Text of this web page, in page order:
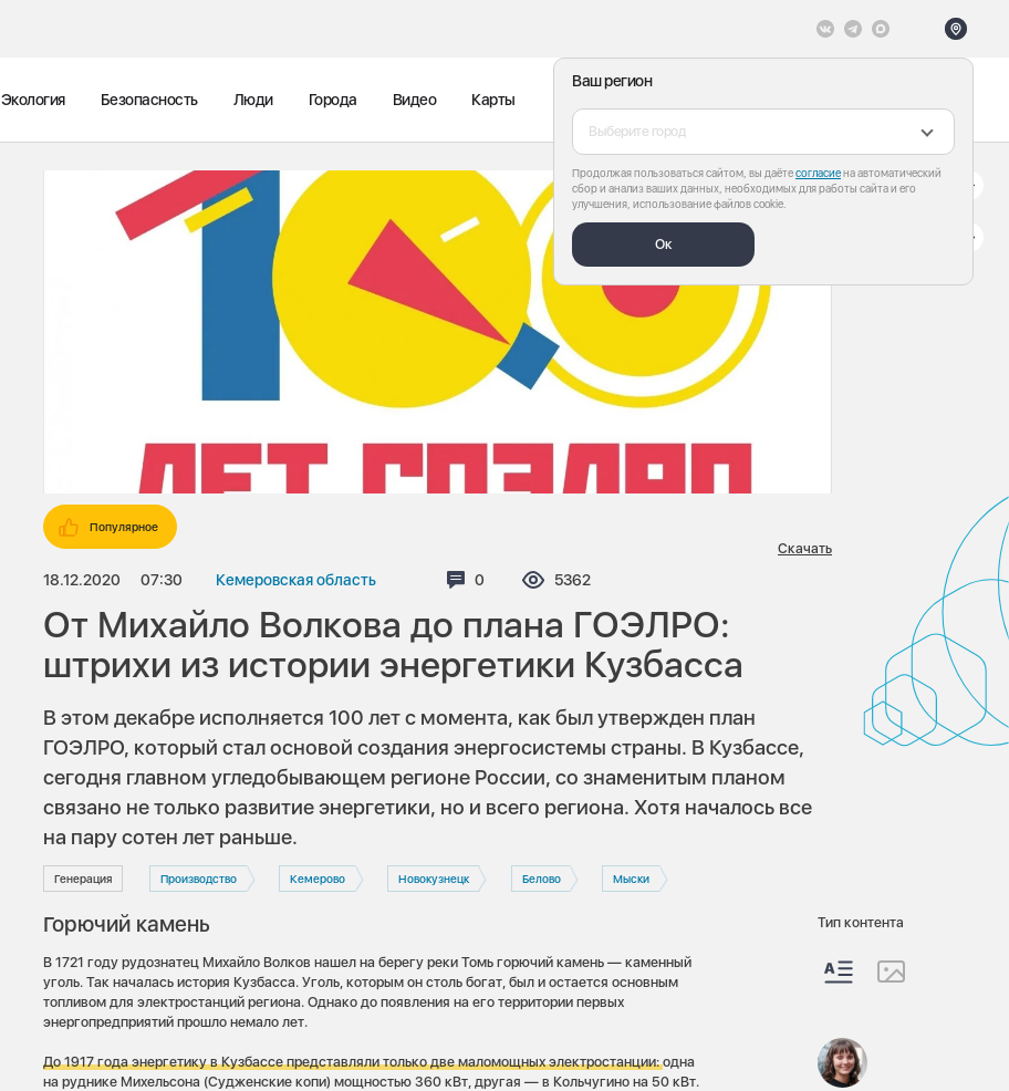
Ваш регион
Выберите город
Продолжая пользоваться сайтом, вы даётесогласиена автоматический
сбор и анализ ваших данных, необходимых для работы сайта и его
улучшения, использование файлов cookie.
Ок
Экология Безопасность Люди Города Видео Карты
Популярное
18.12.2020 07:30 Кемеровская область Комментариев:
0 Просмотров:
5362
Скачать
От Михайло Волкова до плана ГОЭЛРО:
штрихи из истории энергетики Кузбасса
В этом декабре исполняется 100 лет с момента, как был утвержден план
ГОЭЛРО, который стал основой создания энергосистемы страны. В Кузбассе,
сегодня главном угледобывающем регионе России, со знаменитым планом
связано не только развитие энергетики, но и всего региона. Хотя началось все
на пару сотен лет раньше.
Генерация Производство Кемерово Новокузнецк Белово Мыски
Горючий камень
В 1721 году рудознатец Михайло Волков нашел на берегу реки Томь горючий камень — каменный
уголь. Так началась история Кузбасса. Уголь, которым он столь богат, был и остается основным
топливом для электростанций региона. Однако до появления на его территории первых
энергопредприятий прошло немало лет.
До 1917 года энергетику в Кузбассе представляли только две маломощных электростанции:одна
на руднике Михельсона (Судженские копи) мощностью 360 кВт, другая — в Кольчугино на 50 кВт.
Тип контента